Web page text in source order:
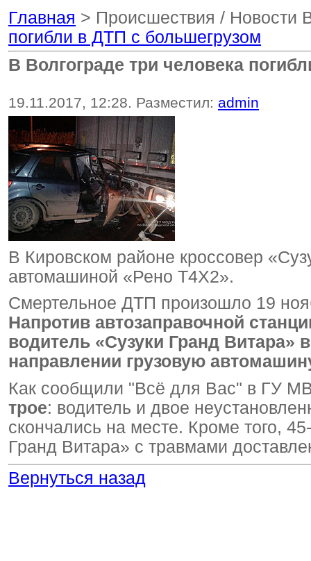
Главная > Происшествия / Новости
погибли в ДТП с большегрузом
В Волгограде три человека
19.11.2017, 12:28. Разместил: admin
В Кировском районе кроссовер
автомашиной «Рено Т4Х2».
Смертельное ДТП произошло 19
Напротив автозаправочной
водитель «Сузуки Гранд
направлении грузовую
Как сообщили "Всё для Вас" в ГУ
трое: водитель и двое
скончались на месте. Кроме того,
Гранд Витара» с травмами
Вернуться назад